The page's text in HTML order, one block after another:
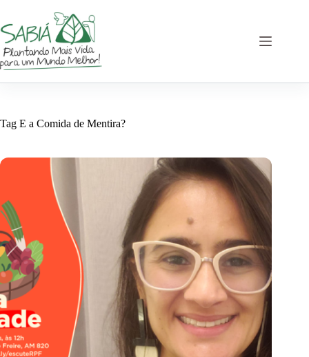
o
conteúdo
Tag E a Comida de Mentira?